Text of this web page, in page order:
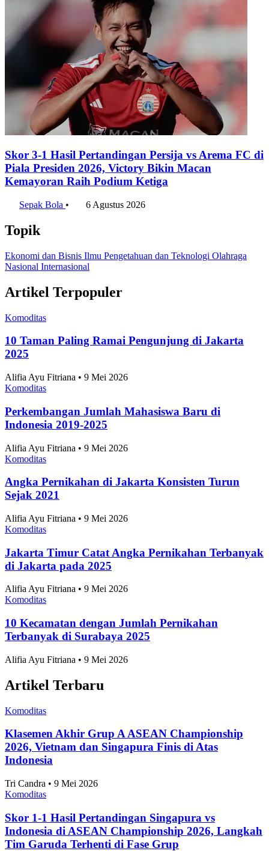
Skor 3-1 Hasil Pertandingan Persija vs Arema FC di
Piala Presiden 2026, Victory Bikin Macan
Kemayoran Raih Podium Ketiga
Sepak Bola • 6 Agustus 2026
Topik
Ekonomi dan Bisnis Ilmu Pengetahuan dan Teknologi Olahraga
Nasional Internasional
Artikel Terpopuler
Komoditas
10 Taman Paling Ramai Pengunjung di Jakarta
2025
Alifia Ayu Fitriana • 9 Mei 2026
Komoditas
Perkembangan Jumlah Mahasiswa Baru di
Indonesia 2019-2025
Alifia Ayu Fitriana • 9 Mei 2026
Komoditas
Angka Pernikahan di Jakarta Konsisten Turun
Sejak 2021
Alifia Ayu Fitriana • 9 Mei 2026
Komoditas
Jakarta Timur Catat Angka Pernikahan Terbanyak
di Jakarta pada 2025
Alifia Ayu Fitriana • 9 Mei 2026
Komoditas
10 Kecamatan dengan Jumlah Pernikahan
Terbanyak di Surabaya 2025
Alifia Ayu Fitriana • 9 Mei 2026
Artikel Terbaru
Komoditas
Klasemen Akhir Grup A ASEAN Championship
2026, Vietnam dan Singapura Finis di Atas
Indonesia
Tri Candra • 9 Mei 2026
Komoditas
Skor 1-1 Hasil Pertandingan Singapura vs
Indonesia di ASEAN Championship 2026, Langkah
Tim Garuda Terhenti di Fase Grup